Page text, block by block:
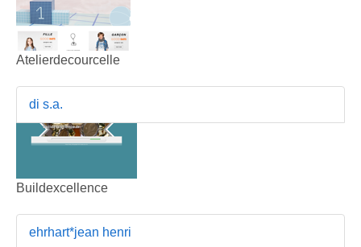
Atelierdecourcelle
di s.a.
Buildexcellence
ehrhart*jean henri